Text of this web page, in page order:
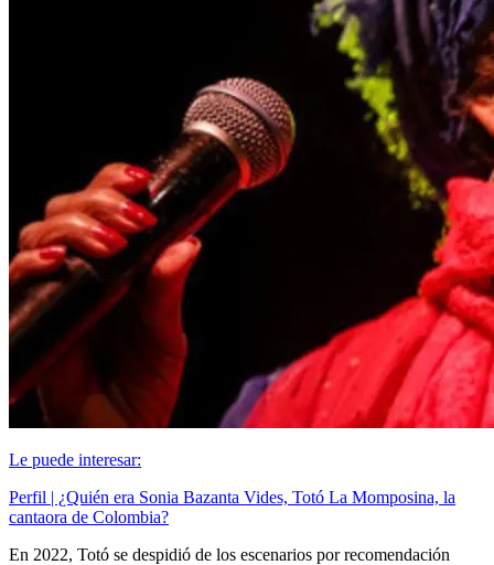
Le puede interesar:
Perfil | ¿Quién era Sonia Bazanta Vides, Totó La Momposina, la
cantaora de Colombia?
En 2022, Totó se despidió de los escenarios por recomendación